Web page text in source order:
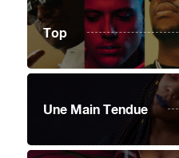
Top
Une Main Tendue